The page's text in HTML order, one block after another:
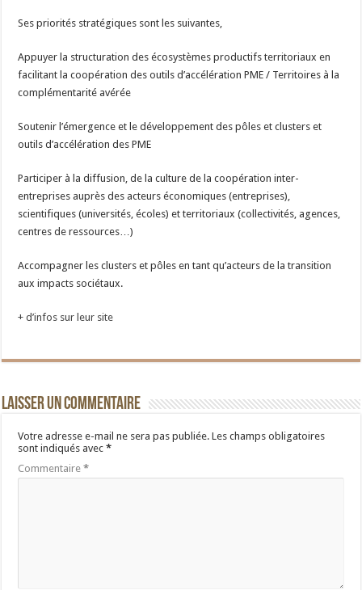
Ses priorités stratégiques sont les suivantes,
Appuyer la structuration des écosystèmes productifs territoriaux en
facilitant la coopération des outils d’accélération PME / Territoires à la
complémentarité avérée
Soutenir l’émergence et le développement des pôles et clusters et
outils d’accélération des PME
Participer à la diffusion, de la culture de la coopération inter-
entreprises auprès des acteurs économiques (entreprises),
scientifiques (universités, écoles) et territoriaux (collectivités, agences,
centres de ressources…)
Accompagner les clusters et pôles en tant qu’acteurs de la transition
aux impacts sociétaux.
+ d’infos sur leur site
Laisser un commentaire
Votre adresse e-mail ne sera pas publiée. Les champs obligatoires
sont indiqués avec*
Commentaire*